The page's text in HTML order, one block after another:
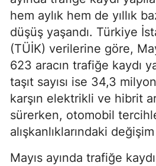
hem aylık hem de yıllık
düşüş yaşandı. Türkiye
(TÜİK) verilerine göre,
623 aracın trafiğe kaydı
taşıt sayısı ise 34,3
karşın elektrikli ve hibrit
sürerken, otomobil
alışkanlıklarındaki
Mayıs ayında trafiğe